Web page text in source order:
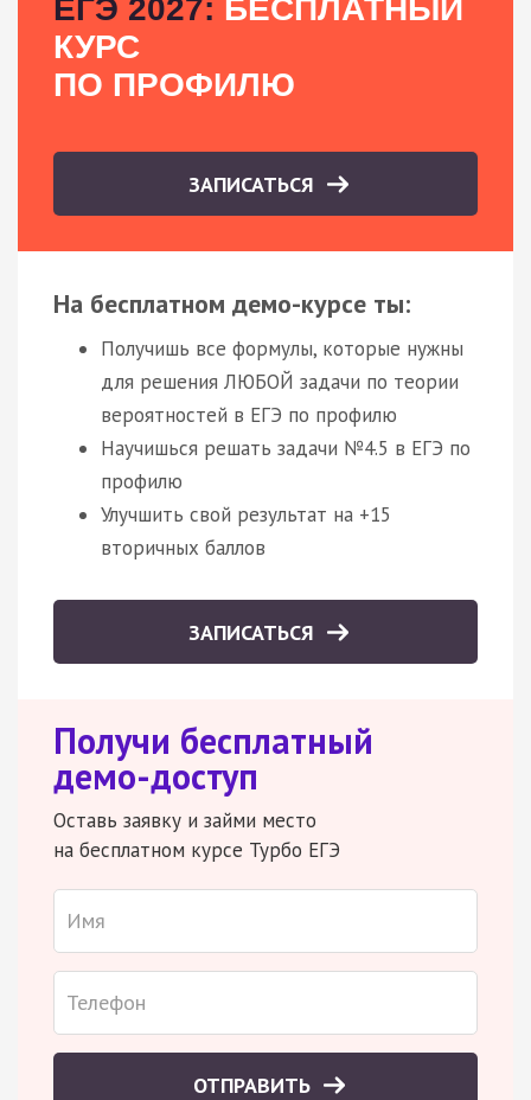
ЕГЭ 2027: БЕСПЛАТНЫЙ
КУРС
ПО ПРОФИЛЮ
ЗАПИСАТЬСЯ
На бесплатном демо-курсе ты:
Получишь все формулы, которые нужны
для решения ЛЮБОЙ задачи по теории
вероятностей в ЕГЭ по профилю
Научишься решать задачи №4.5 в ЕГЭ по
профилю
Улучшить свой результат на +15
вторичных баллов
ЗАПИСАТЬСЯ
Получи бесплатный
демо-доступ
Оставь заявку и займи место
на бесплатном курсе Турбо ЕГЭ
ОТПРАВИТЬ